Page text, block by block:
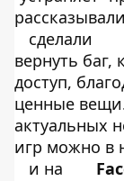
сделали
вернуть
доступ,
ценные
актуальных
игр можно в
и на